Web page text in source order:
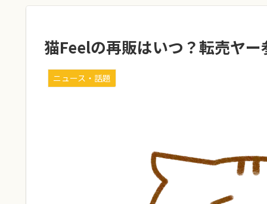
猫Feelの再販はいつ？転売ヤ
ニュース・話題